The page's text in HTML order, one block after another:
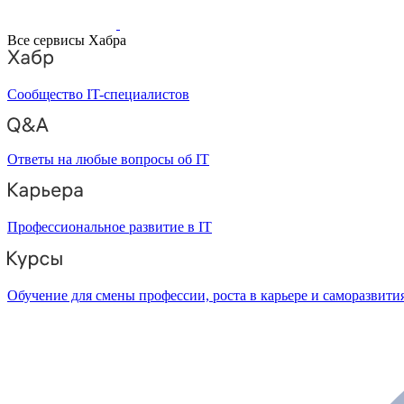
Все сервисы Хабра
Сообщество IT-специалистов
Ответы на любые вопросы об IT
Профессиональное развитие в IT
Обучение для смены профессии, роста в карьере и